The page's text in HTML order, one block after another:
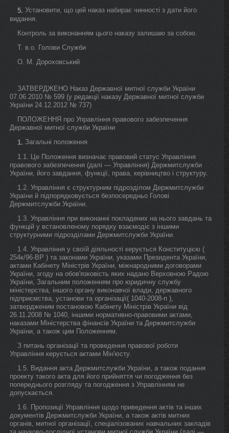
5. Установити, що цей наказ набирає чинності з дати його
видання.
Контроль за виконанням цього наказу залишаю за собою.
Т. в.о. Голови Служби
О. М. Дороховський
ЗАТВЕРДЖЕНО Наказ Державної митної служби України
07.06.2010 № 599 (у редакції наказу Державної митної служби
України 24.12.2012 № 737)
ПОЛОЖЕННЯ про Управління правового забезпечення
Державної митної служби України
1. Загальні положення
1.1. Це Положення визначає правовий статус Управління
правового забезпечення (далі — Управління) Держмитслужби
України, його завдання, функції, права, керівництво і структуру.
1.2. Управління є структурним підрозділом Держмитслужби
України й підпорядковується безпосередньо Голові
Держмитслужби України.
1.3. Управління при виконанні покладених на нього завдань та
функцій у встановленому порядку взаємодіє з іншими
структурними підрозділами Держмитслужби України.
1.4. Управління у своїй діяльності керується Конституцією (
254к/96-ВР ) та законами України, указами Президента України,
актами Кабінету Міністрів України, міжнародними договорами
України, згоду на обов'язковість яких надано Верховною Радою
України, Загальним положенням про юридичну службу
міністерства, іншого органу виконавчої влади, державного
підприємства, установи та організації( 1040-2008-п ),
затвердженим постановою Кабінету Міністрів України від
26.11.2008 № 1040, іншими нормативно-правовими актами,
наказами Міністерства фінансів України та Держмитслужби
України, а також цим Положенням.
З питань організації та проведення правової роботи
Управління керується актами Мін'юсту.
1.5. Видання акта Держмитслужби України, а також подання
проекту такого акта для його прийняття чи погодження без
попереднього розгляду та погодження з Управлінням не
допускається.
1.6. Пропозиції Управління щодо приведення актів та інших
документів Держмитслужби України, а також актів митних
органів, митної організації, спеціалізованих навчальних закладів